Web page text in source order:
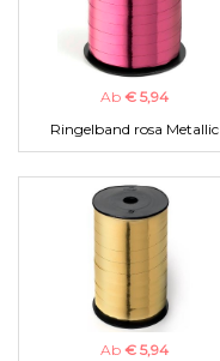
Ab € 5,94
Ringelband rosa Metallic
Ab € 5,94